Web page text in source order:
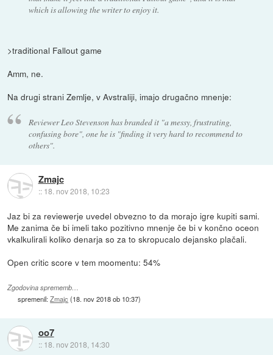
which is allowing the writer to enjoy it.
>traditional Fallout game
Amm, ne.
Na drugi strani Zemlje, v Avstraliji, imajo drugačno mnenje:
Reviewer Leo Stevenson has branded it "a messy, frustrating,
confusing bore", one he is "finding it very hard to recommend to
others".
Zmajc
:: 18. nov 2018, 10:23
Jaz bi za reviewerje uvedel obvezno to da morajo igre kupiti sami.
Me zanima če bi imeli tako pozitivno mnenje če bi v končno oceon
vkalkulirali koliko denarja so za to skropucalo dejansko plačali.
Open critic score v tem moomentu: 54%
Zgodovina sprememb…
spremenil:Zmajc (18. nov 2018 ob 10:37)
oo7
:: 18. nov 2018, 14:30